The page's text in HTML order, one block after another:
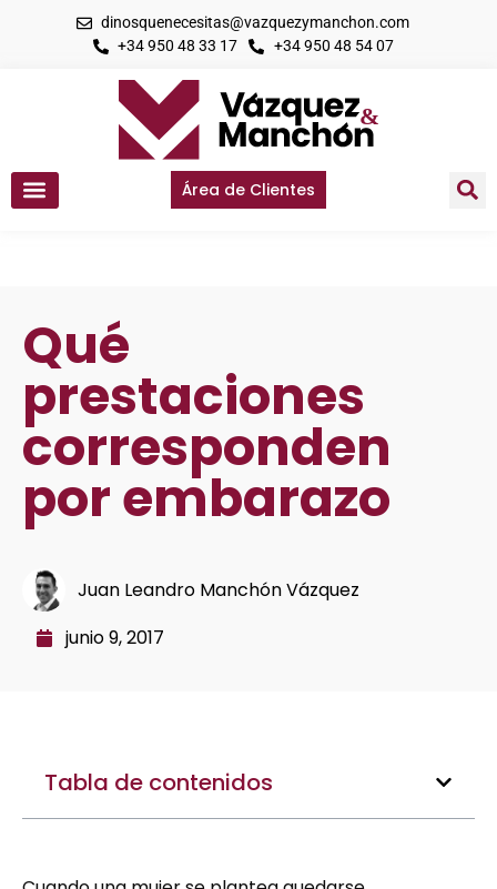
dinosquenecesitas@vazquezymanchon.com
+34 950 48 33 17
+34 950 48 54 07
Área de Clientes
Qué
prestaciones
corresponden
por embarazo
Juan Leandro Manchón Vázquez
junio 9, 2017
Tabla de contenidos